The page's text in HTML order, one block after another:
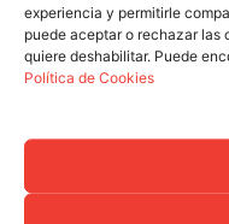
experiencia y permitirle
puede aceptar o rechazar las
quiere deshabilitar. Puede
Política de Cookies